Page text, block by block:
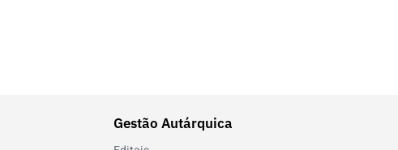
Gestão Autárquica